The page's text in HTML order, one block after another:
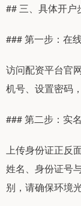
## 三、具体开户
### 第一步：在
访问配资平台官
机号、设置密码
### 第二步：实
上传身份证正反
姓名、身份证号
别，请确保环境